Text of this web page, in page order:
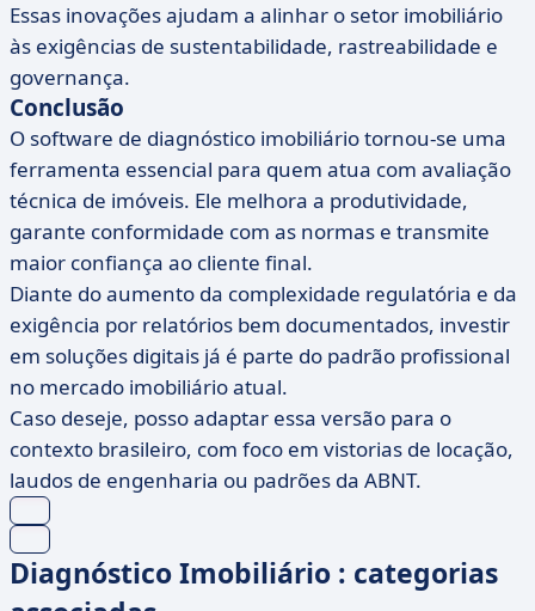
Essas inovações ajudam a alinhar o setor imobiliário
às exigências de sustentabilidade, rastreabilidade e
governança.
Conclusão
O software de diagnóstico imobiliário tornou-se uma
ferramenta essencial para quem atua com avaliação
técnica de imóveis. Ele melhora a produtividade,
garante conformidade com as normas e transmite
maior confiança ao cliente final.
Diante do aumento da complexidade regulatória e da
exigência por relatórios bem documentados, investir
em soluções digitais já é parte do padrão profissional
no mercado imobiliário atual.
Caso deseje, posso adaptar essa versão para o
contexto brasileiro, com foco em vistorias de locação,
laudos de engenharia ou padrões da ABNT.
Diagnóstico Imobiliário : categorias